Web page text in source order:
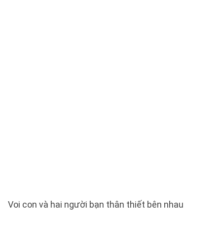
Voi con và hai người bạn thân thiết bên nhau